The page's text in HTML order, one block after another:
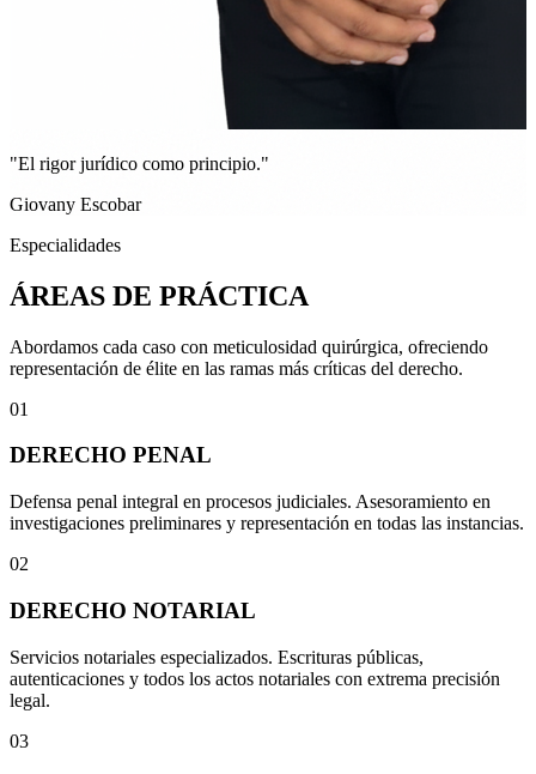
"El rigor jurídico como principio."
Giovany Escobar
Especialidades
ÁREAS DE PRÁCTICA
Abordamos cada caso con meticulosidad quirúrgica, ofreciendo
representación de élite en las ramas más críticas del derecho.
01
DERECHO PENAL
Defensa penal integral en procesos judiciales. Asesoramiento en
investigaciones preliminares y representación en todas las instancias.
02
DERECHO NOTARIAL
Servicios notariales especializados. Escrituras públicas,
autenticaciones y todos los actos notariales con extrema precisión
legal.
03